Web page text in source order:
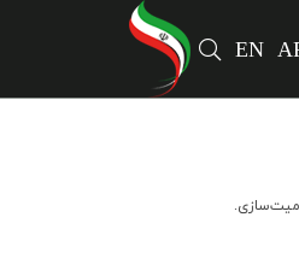
EN